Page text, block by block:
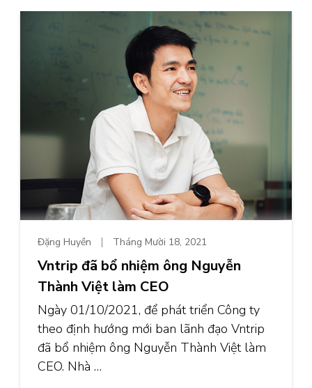
Đặng Huyền Tháng Mười 18, 2021
Vntrip đã bổ nhiệm ông Nguyễn
Thành Việt làm CEO
Ngày 01/10/2021, để phát triển Công ty
theo định hướng mới ban lãnh đạo Vntrip
đã bổ nhiệm ông Nguyễn Thành Việt làm
CEO. Nhà …